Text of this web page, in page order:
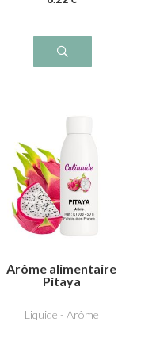
Arôme alimentaire
Pitaya
Liquide - Arôme